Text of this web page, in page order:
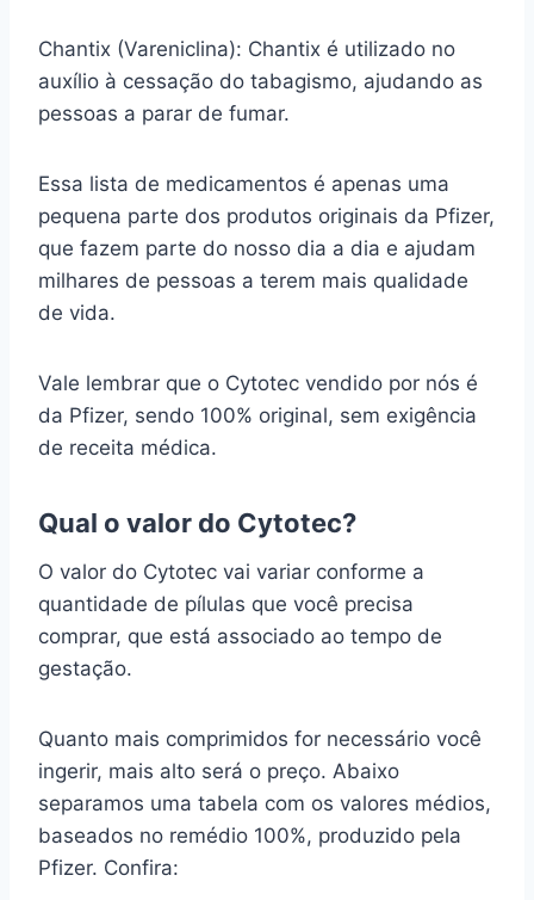
Chantix (Vareniclina): Chantix é utilizado no
auxílio à cessação do tabagismo, ajudando as
pessoas a parar de fumar.
Essa lista de medicamentos é apenas uma
pequena parte dos produtos originais da Pfizer,
que fazem parte do nosso dia a dia e ajudam
milhares de pessoas a terem mais qualidade
de vida.
Vale lembrar que o Cytotec vendido por nós é
da Pfizer, sendo 100% original, sem exigência
de receita médica.
Qual o valor do Cytotec?
O valor do Cytotec vai variar conforme a
quantidade de pílulas que você precisa
comprar, que está associado ao tempo de
gestação.
Quanto mais comprimidos for necessário você
ingerir, mais alto será o preço. Abaixo
separamos uma tabela com os valores médios,
baseados no remédio 100%, produzido pela
Pfizer. Confira: